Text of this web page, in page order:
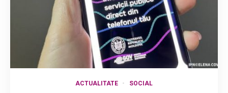
ACTUALITATE SOCIAL